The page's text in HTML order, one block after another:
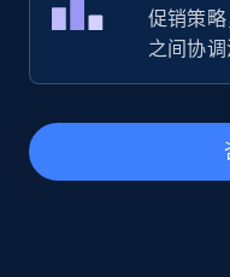
TikTok Shop -
by keywords
URL, Title,
price, Final price,
促销策
之间协调